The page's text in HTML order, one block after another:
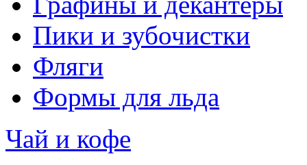
Пики и зубочистки
Фляги
Формы для льда
Чай и кофе